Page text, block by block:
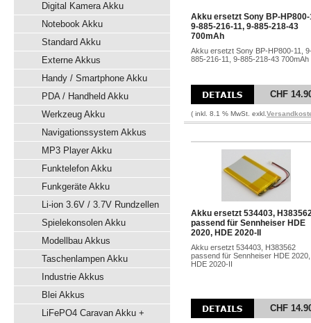
Digital Kamera Akku
Notebook Akku
Standard Akku
Externe Akkus
Handy / Smartphone Akku
PDA / Handheld Akku
Werkzeug Akku
Navigationssystem Akkus
MP3 Player Akku
Funktelefon Akku
Funkgeräte Akku
Li-ion 3.6V / 3.7V Rundzellen
Spielekonsolen Akku
Modellbau Akkus
Taschenlampen Akku
Industrie Akkus
Blei Akkus
LiFePO4 Caravan Akku +
Akku ersetzt Sony BP-HP800-
9-885-216-11, 9-885-218-43
700mAh
Akku ersetzt Sony BP-HP800-11,
885-216-11, 9-885-218-43 700mAh
CHF
( inkl. 8.1 % MwSt. exkl.
Akku ersetzt 534403,
passend für Sennheiser HDE
2020, HDE 2020-II
Akku ersetzt 534403, H383562
passend für Sennheiser HDE 2020,
HDE 2020-II
CHF